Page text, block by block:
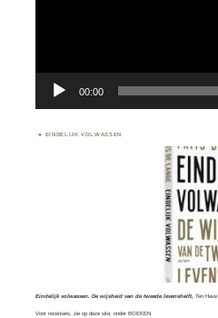
00:00
EINDELIJK VOLWASSEN
Eindelijk volwassen. De wijsheid van de tweede levenshelft, Ten Have
Voor recensies, zie op deze site, onderBOEKEN